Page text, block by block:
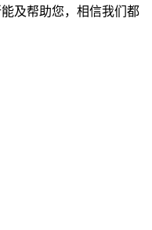
及帮助您，相信我们都